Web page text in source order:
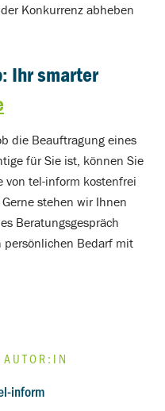
Konkurrenz abheben
Ihr smarter
die Beauftragung eines
für Sie ist, können Sie
von tel-inform kostenfrei
stehen wir Ihnen
Beratungsgespräch
persönlichen Bedarf mit
inform